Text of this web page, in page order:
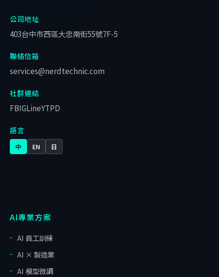
公司地址
403台中市西區大忠南街55號7F-5
聯絡信箱
services@nerdtechnic.com
社群連結
FBIGLineYTPD
語言
中 EN 日
AI專業方案
AI 員工訓練
AI × 製造業
AI 模型微調